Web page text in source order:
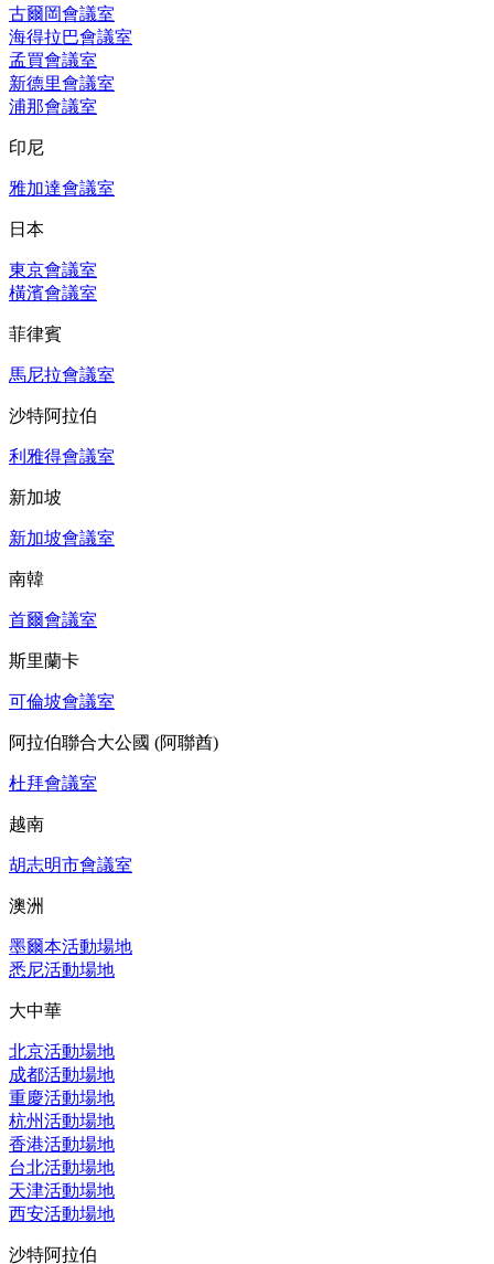
古爾岡會議室
海得拉巴會議室
孟買會議室
新德里會議室
浦那會議室
印尼
雅加達會議室
日本
東京會議室
橫濱會議室
菲律賓
馬尼拉會議室
沙特阿拉伯
利雅得會議室
新加坡
新加坡會議室
南韓
首爾會議室
斯里蘭卡
可倫坡會議室
阿拉伯聯合大公國 (阿聯酋)
杜拜會議室
越南
胡志明市會議室
澳洲
墨爾本活動場地
悉尼活動場地
大中華
北京活動場地
成都活動場地
重慶活動場地
杭州活動場地
香港活動場地
台北活動場地
天津活動場地
西安活動場地
沙特阿拉伯